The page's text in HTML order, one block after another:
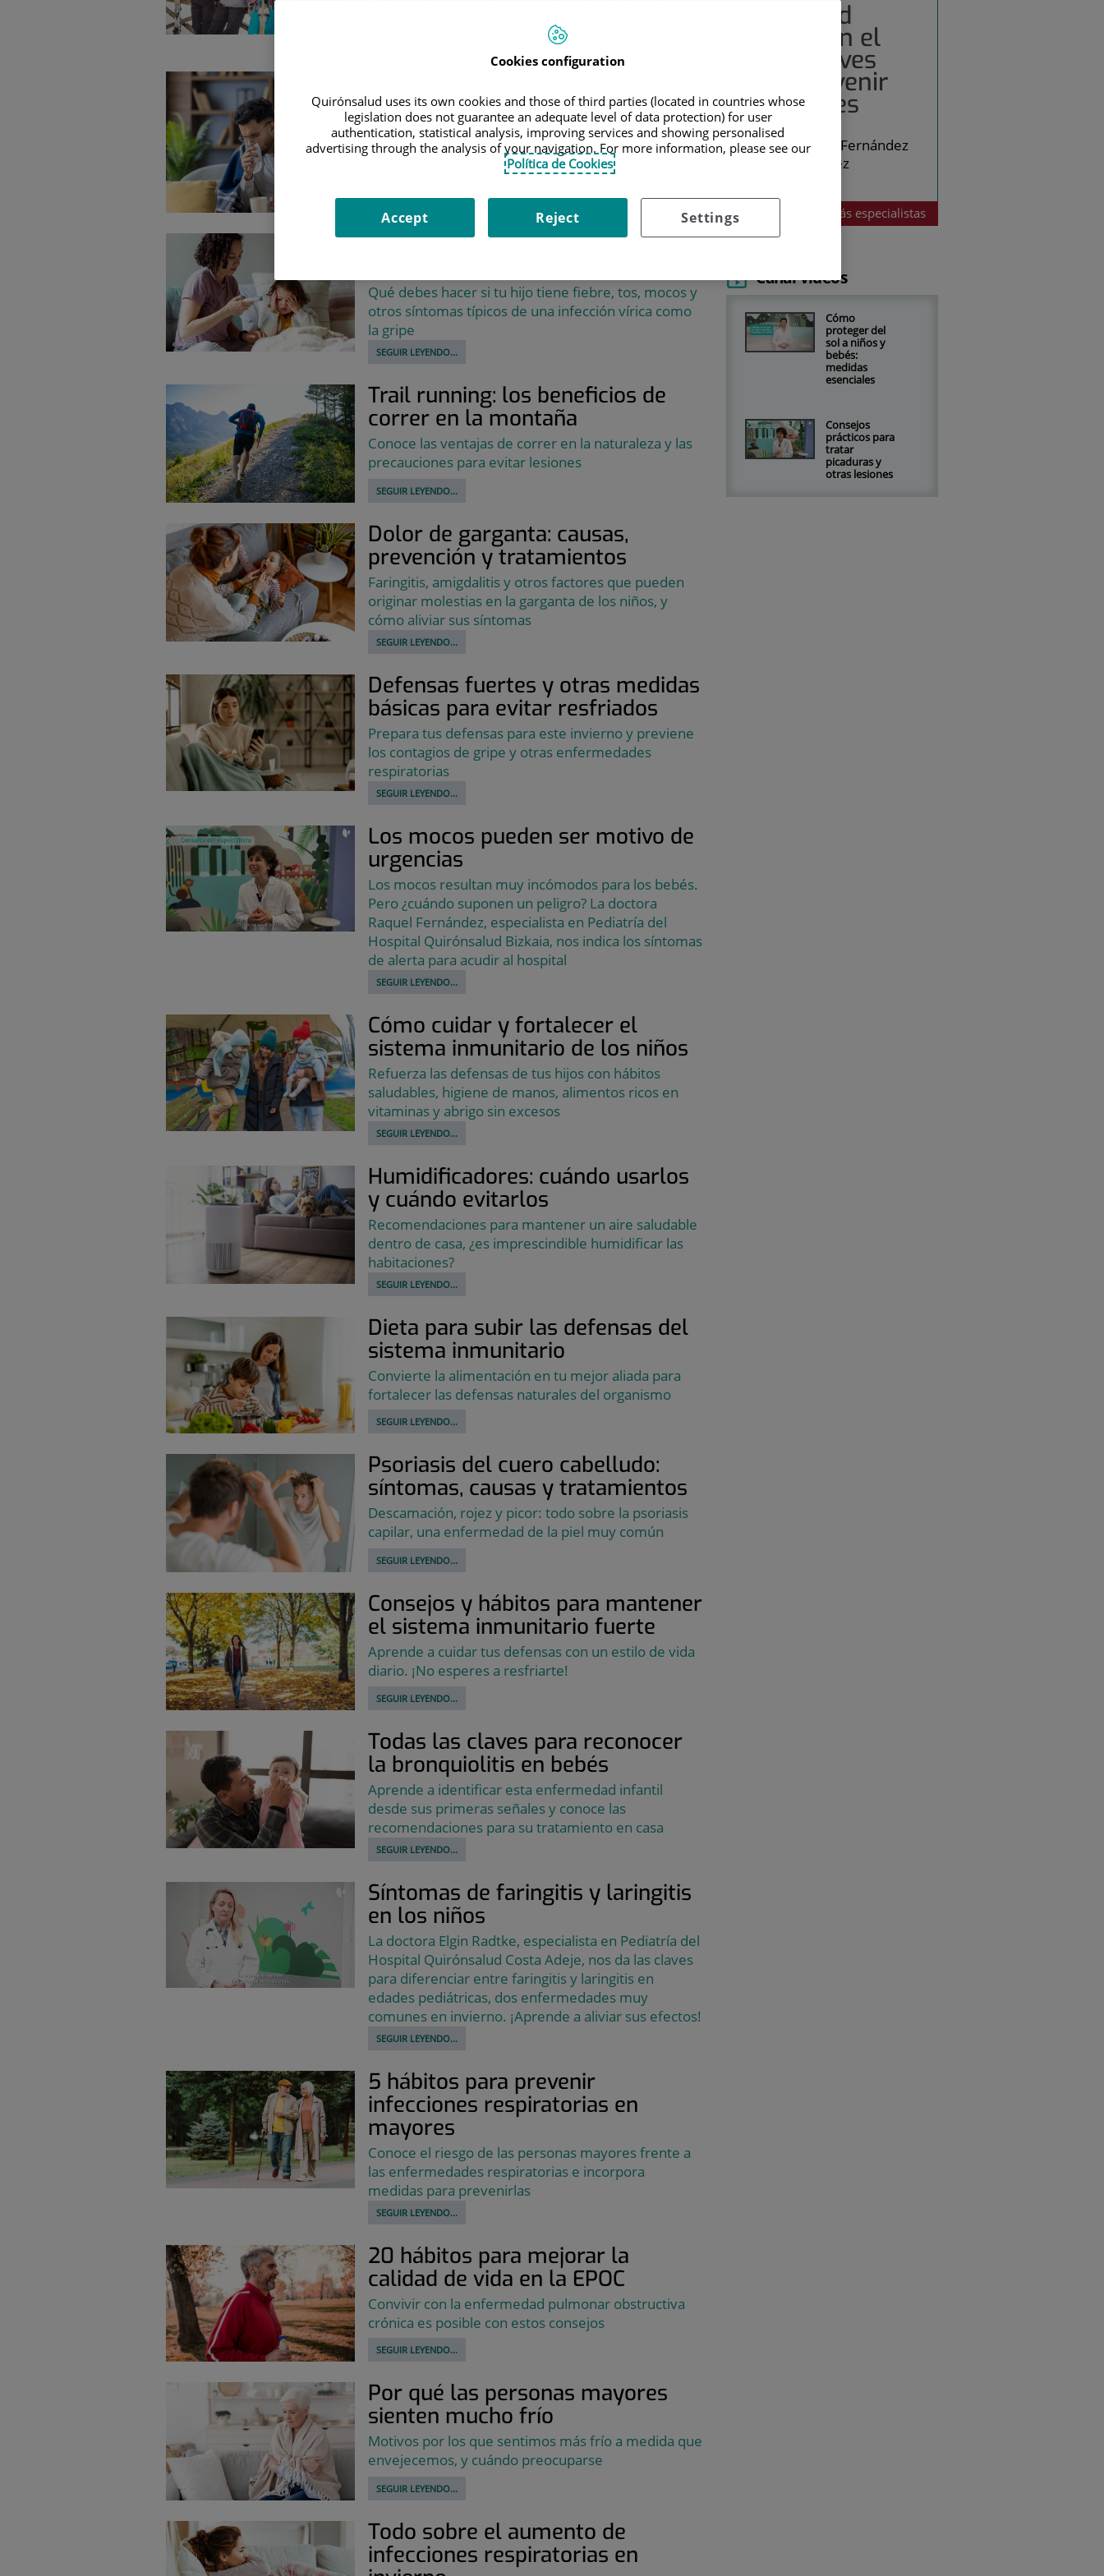
gripe que conviene desmentir
Ni es una enfermedad banal, ni hay que restar
importancia a la tos permanente. Toda la verdad
sobre esta infección vírica
SEGUIR LEYENDO...
Virus estacionales en la infancia:
Qué debes hacer si tu hijo tiene fiebre, tos, mocos y
otros síntomas típicos de una infección vírica como
la gripe
SEGUIR LEYENDO...
Trail running: los beneficios de
correr en la montaña
Conoce las ventajas de correr en la naturaleza y las
precauciones para evitar lesiones
SEGUIR LEYENDO...
Dolor de garganta: causas,
prevención y tratamientos
Faringitis, amigdalitis y otros factores que pueden
originar molestias en la garganta de los niños, y
cómo aliviar sus síntomas
SEGUIR LEYENDO...
Defensas fuertes y otras medidas
básicas para evitar resfriados
Prepara tus defensas para este invierno y previene
los contagios de gripe y otras enfermedades
respiratorias
SEGUIR LEYENDO...
Los mocos pueden ser motivo de
urgencias
Los mocos resultan muy incómodos para los bebés.
Pero ¿cuándo suponen un peligro? La doctora
Raquel Fernández, especialista en Pediatría del
Hospital Quirónsalud Bizkaia, nos indica los síntomas
de alerta para acudir al hospital
SEGUIR LEYENDO...
Cómo cuidar y fortalecer el
sistema inmunitario de los niños
Refuerza las defensas de tus hijos con hábitos
saludables, higiene de manos, alimentos ricos en
vitaminas y abrigo sin excesos
SEGUIR LEYENDO...
Humidificadores: cuándo usarlos
y cuándo evitarlos
Recomendaciones para mantener un aire saludable
dentro de casa, ¿es imprescindible humidificar las
habitaciones?
SEGUIR LEYENDO...
Dieta para subir las defensas del
sistema inmunitario
Convierte la alimentación en tu mejor aliada para
fortalecer las defensas naturales del organismo
SEGUIR LEYENDO...
Psoriasis del cuero cabelludo:
síntomas, causas y tratamientos
Descamación, rojez y picor: todo sobre la psoriasis
capilar, una enfermedad de la piel muy común
SEGUIR LEYENDO...
Consejos y hábitos para mantener
el sistema inmunitario fuerte
Aprende a cuidar tus defensas con un estilo de vida
diario. ¡No esperes a resfriarte!
SEGUIR LEYENDO...
Todas las claves para reconocer
la bronquiolitis en bebés
Aprende a identificar esta enfermedad infantil
desde sus primeras señales y conoce las
recomendaciones para su tratamiento en casa
SEGUIR LEYENDO...
Síntomas de faringitis y laringitis
en los niños
La doctora Elgin Radtke, especialista en Pediatría del
Hospital Quirónsalud Costa Adeje, nos da las claves
para diferenciar entre faringitis y laringitis en
edades pediátricas, dos enfermedades muy
comunes en invierno. ¡Aprende a aliviar sus efectos!
SEGUIR LEYENDO...
5 hábitos para prevenir
infecciones respiratorias en
mayores
Conoce el riesgo de las personas mayores frente a
las enfermedades respiratorias e incorpora
medidas para prevenirlas
SEGUIR LEYENDO...
20 hábitos para mejorar la
calidad de vida en la EPOC
Convivir con la enfermedad pulmonar obstructiva
crónica es posible con estos consejos
SEGUIR LEYENDO...
Por qué las personas mayores
sienten mucho frío
Motivos por los que sentimos más frío a medida que
envejecemos, y cuándo preocuparse
SEGUIR LEYENDO...
Todo sobre el aumento de
infecciones respiratorias en
Seguridad
infantil en el
agua: claves
para prevenir
accidentes
Raquel Fernández
Martínez
Más especialistas
Canal vídeos
Cómo
proteger del
sol a niños y
bebés:
medidas
esenciales
Consejos
prácticos para
tratar
picaduras y
otras lesiones
Cookies configuration
Quirónsalud uses its own cookies and those of third parties (located in countries whose
legislation does not guarantee an adequate level of data protection) for user
authentication, statistical analysis, improving services and showing personalised
advertising through the analysis of your navigation. For more information, please see our
Política de Cookies
Settings
Reject
Accept